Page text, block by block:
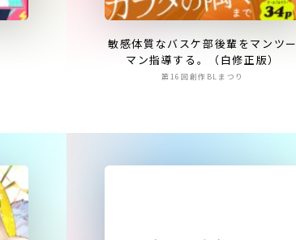
敏感体質なバスケ部後輩をマンツー
マン指導する。（白修正版）
第16回創作BLまつり